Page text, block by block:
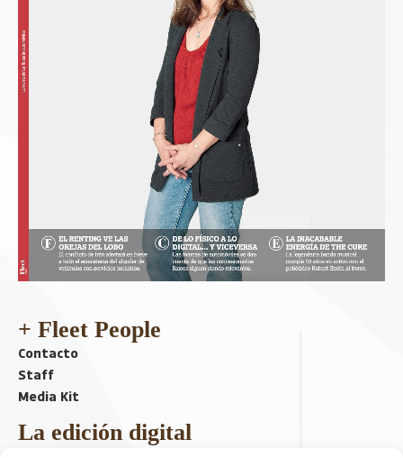
+ Fleet People
Contacto
Staff
Media Kit
La edición digital